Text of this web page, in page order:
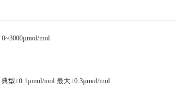
0~3000µmol/mol
典型±0.1µmol/mol 最大±0.3µmol/mol